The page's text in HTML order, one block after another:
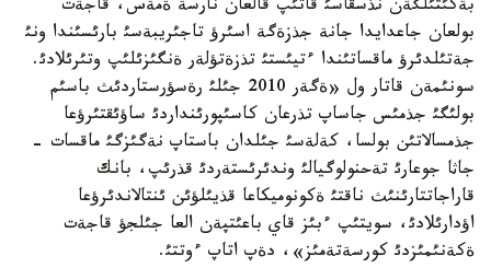
بةكئتئلگةن نذسقاسئ قاتئپ قالعان نارسة ةمةس، قاجةت
بولعان جاعدايدا جانة جذزةگة اسئرؤ تاجئريبةسئ بارئسئندا ونئ
جةتئلدئرؤ ماقساتئندا ءتيئستئ تذزةتؤلةر ةنگئزئلئپ وتئرئلادئ.
سونئمةن قاتار ول «ةگةر 2010 جئلئ رةسؤرستاردئث باسئم
بولئگئ جذمئس جاساپ تذرعان كاسئپورئنداردئ ساؤئقتئرؤعا
جذمسالاتئن بولسا، كةلةسئ جئلدان باستاپ نةگئزگئ ماقسات -
جاثا جوعارئ تةحنولوگيالئ وندئرئستةردئ قذرئپ، بانك
قاراجاتتارئنئث ناقتئ ةكونوميكاعا قذيئلؤئن ئنتالاندئرؤعا
اؤدارئلادئ، سويتئپ ءبئز قاي باعئتپةن العا جئلجؤ قاجةت
ةكةنئمئزدئ كورسةتةمئز»، دةپ اتاپ ءوتتئ.